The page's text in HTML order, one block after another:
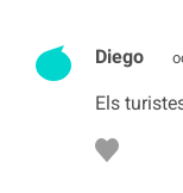
Diego
Els